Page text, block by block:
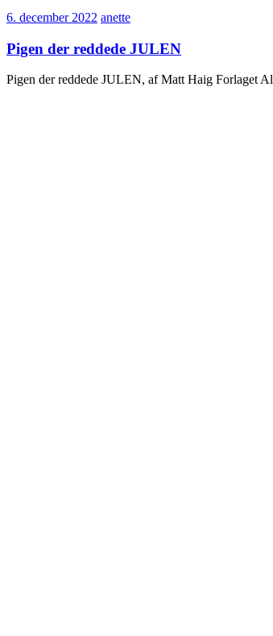
6. december 2022 6.
2022
anetteanette
Pigen der reddede JULEN
Pigen der reddede JULEN, af Matt Haig Forlaget